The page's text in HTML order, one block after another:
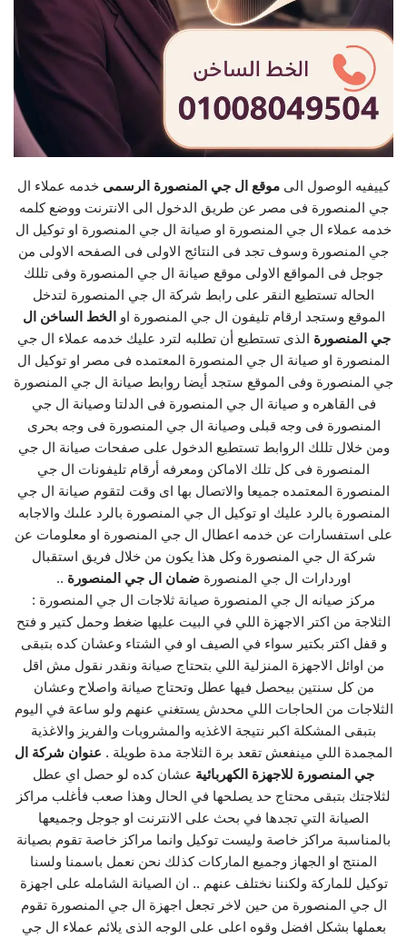
كييفيه الوصول الى موقع ال جي المنصورة الرسمى خدمه عملاء ال
جي المنصورة فى مصر عن طريق الدخول الى الانترنت ووضع كلمه
خدمه عملاء ال جي المنصورة او صيانة ال جي المنصورة او توكيل ال
جي المنصورة وسوف تجد فى النتائج الاولى فى الصفحه الاولى من
جوجل فى المواقع الاولى موقع صيانة ال جي المنصورة وفى تللك
الحاله تستطيع النقر على رابط شركة ال جي المنصورة لتدخل
الموقع وستجد ارقام تليفون ال جي المنصورة او الخط الساخن ال
جي المنصورة الذى تستطيع أن تطلبه لترد عليك خدمه عملاء ال جي
المنصورة او صيانة ال جي المنصورة المعتمده فى مصر او توكيل ال
جي المنصورة وفى الموقع ستجد أيضا روابط صيانة ال جي المنصورة
فى القاهره و صيانة ال جي المنصورة فى الدلتا وصيانة ال جي
المنصورة فى وجه قبلى وصيانة ال جي المنصورة فى وجه بحرى
ومن خلال تللك الروابط تستطيع الدخول على صفحات صيانة ال جي
المنصورة فى كل تلك الاماكن ومعرفه أرقام تليفونات ال جي
المنصورة المعتمده جميعا والاتصال بها اى وقت لتقوم صيانة ال جي
المنصورة بالرد عليك او توكيل ال جي المنصورة بالرد علىك والاجابه
على استفسارات عن خدمه اعطال ال جي المنصورة او معلومات عن
شركة ال جي المنصورة وكل هذا يكون من خلال فريق استقبال
اوردارات ال جي المنصورة ضمان ال جي المنصورة ..
مركز صيانه ال جي المنصورة صيانة ثلاجات ال جي المنصورة :
الثلاجة من اكتر الاجهزة اللي في البيت عليها ضغط وحمل كتير و فتح
و قفل اكتر بكتير سواء في الصيف او في الشتاء وعشان كده بتبقى
من اوائل الاجهزة المنزلية اللي بتحتاج صيانة ونقدر نقول مش اقل
من كل سنتين بيحصل فيها عطل وتحتاج صيانة واصلاح وعشان
الثلاجات من الحاجات اللي محدش يستغني عنهم ولو ساعة في اليوم
بتبقى المشكلة اكبر نتيجة الاغذيه والمشروبات والفريز والاغذية
المجمدة اللي مينفعش تقعد برة الثلاجة مدة طويلة . عنوان شركة ال
جي المنصورة للاجهزة الكهربائية عشان كده لو حصل اي عطل
لثلاجتك بتبقى محتاج حد يصلحها في الحال وهذا صعب فأغلب مراكز
الصيانة التي تجدها في بحث على الانترنت او جوجل وجميعها
بالمناسبة مراكز خاصة وليست توكيل وانما مراكز خاصة تقوم بصيانة
المنتج او الجهاز وجميع الماركات كذلك نحن نعمل باسمنا ولسنا
توكيل للماركة ولكننا نختلف عنهم .. ان الصيانة الشامله على اجهزة
ال جي المنصورة من حين لاخر تجعل اجهزة ال جي المنصورة تقوم
بعملها بشكل افضل وقوه اعلى على الوجه الذى يلائم عملاء ال جي